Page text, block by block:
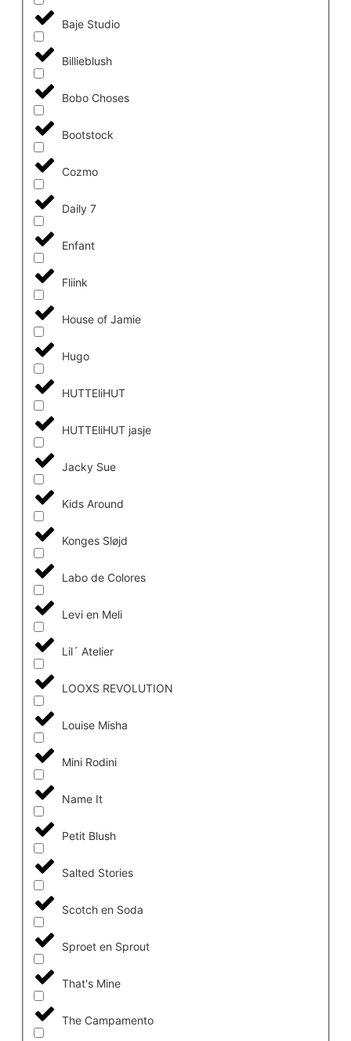
Baje Studio
Billieblush
Bobo Choses
Bootstock
Cozmo
Daily 7
Enfant
Fliink
House of Jamie
Hugo
HUTTEliHUT
HUTTEliHUT jasje
Jacky Sue
Kids Around
Konges Sløjd
Labo de Colores
Levi en Meli
Lil´ Atelier
LOOXS REVOLUTION
Louise Misha
Mini Rodini
Name It
Petit Blush
Salted Stories
Scotch en Soda
Sproet en Sprout
That's Mine
The Campamento